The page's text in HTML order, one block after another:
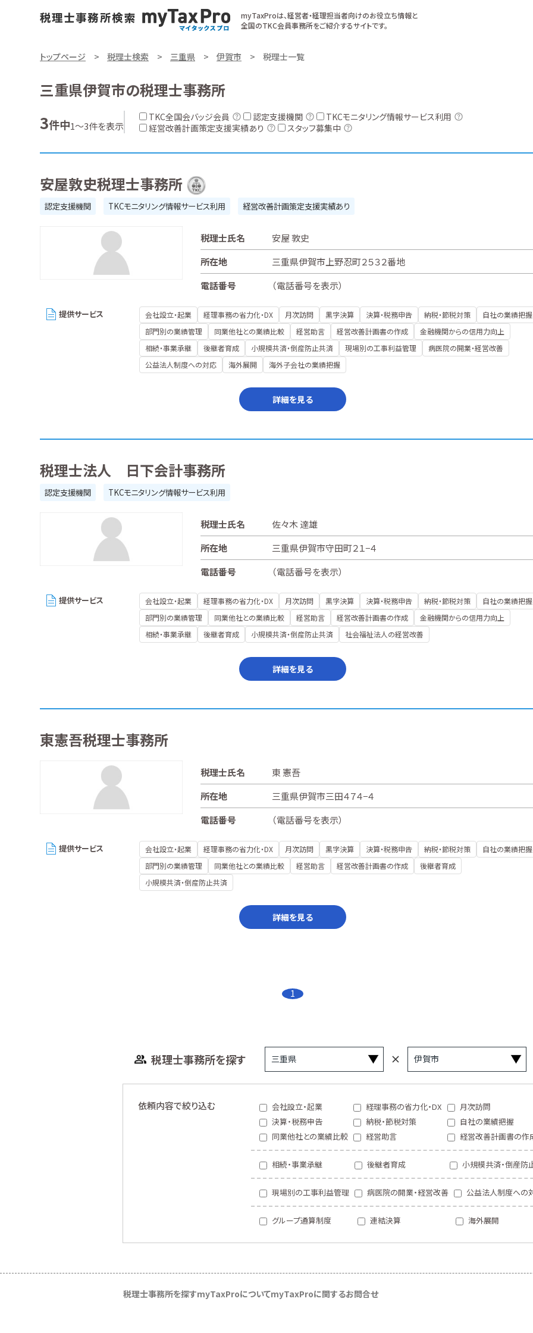
myTaxProは、経営者・経理担当者向けのお役立ち情報と
全国のTKC会員事務所をご紹介するサイトです。
トップページ 税理士検索 三重県 伊賀市 税理士一覧
三重県伊賀市の税理士事務所
3件中1～3件を表示
TKC全国会バッジ会員 認定支援機関
TKCモニタリング情報サービス利用
経営改善計画策定支援実績あり
スタッフ募集中
安屋敦史税理士事務所
認定支援機関 TKCモニタリング情報サービス利用 経営改善計画策定支援実績あり
税理士氏名
安屋 敦史
所在地
三重県伊賀市上野忍町２５３２番地
電話番号
（電話番号を表示）
提供サービス 会社設立・起業 経理事務の省力化・DX 月次訪問 黒字決算 決算・税務申告 納税・節税対策
自社の業績把握
部門別の業績管理
同業他社との業績比較 経営助言 経営改善計画書の作成
金融機関からの信用力向上
相続・事業承継
後継者育成 小規模共済・倒産防止共済 現場別の工事利益管理
病医院の開業・経営改善
公益法人制度への対応
海外展開 海外子会社の業績把握
詳細を見る
税理士法人 日下会計事務所
認定支援機関 TKCモニタリング情報サービス利用
税理士氏名
佐々木 達雄
所在地
三重県伊賀市守田町２１−４
電話番号
（電話番号を表示）
提供サービス 会社設立・起業 経理事務の省力化・DX 月次訪問 黒字決算 決算・税務申告 納税・節税対策
自社の業績把握
部門別の業績管理
同業他社との業績比較 経営助言 経営改善計画書の作成
金融機関からの信用力向上
相続・事業承継
後継者育成 小規模共済・倒産防止共済 社会福祉法人の経営改善
詳細を見る
東憲吾税理士事務所
税理士氏名
東 憲吾
所在地
三重県伊賀市三田４７４−４
電話番号
（電話番号を表示）
提供サービス 会社設立・起業 経理事務の省力化・DX 月次訪問 黒字決算 決算・税務申告 納税・節税対策
自社の業績把握
部門別の業績管理
同業他社との業績比較 経営助言 経営改善計画書の作成
後継者育成
小規模共済・倒産防止共済
詳細を見る
1
税理士事務所を探す
依頼内容で絞り込む 会社設立・起業 経理事務の省力化・DX
月次訪問
決算・税務申告
納税・節税対策
自社の業績把握
同業他社との業績比較
経営助言 経営改善計画書の作
相続・事業承継 後継者育成 小規模共済・倒産防
現場別の工事利益管理 病医院の開業・経営改善 公益法人制度への
グループ通算制度 連結決算 海外展開
税理士事務所を探すmyTaxProについてmyTaxProに関するお問合せ